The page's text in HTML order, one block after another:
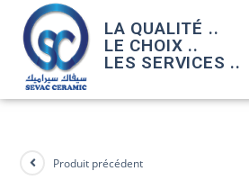
LA QUALITÉ ..
LE CHOIX ..
LES SERVICES ..
Produit précédent